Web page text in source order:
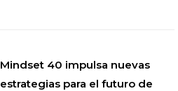
Mindset 40 impulsa nuevas
estrategias para el futuro de